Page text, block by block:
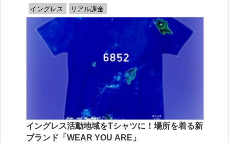
イングレス リアル課金
イングレス活動地域をTシャツに！場所を着る新
ブランド「WEAR YOU ARE」